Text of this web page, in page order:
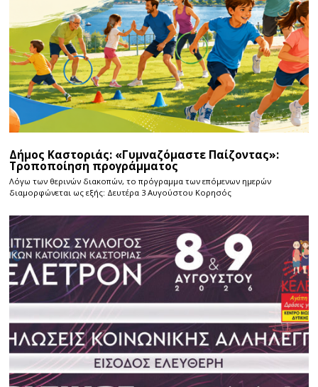
Δήμος Καστοριάς: «Γυμναζόμαστε Παίζοντας»:
Τροποποίηση προγράμματος
Λόγω των θερινών διακοπών, το πρόγραμμα των επόμενων ημερών
διαμορφώνεται ως εξής: Δευτέρα 3 Αυγούστου Κορησός